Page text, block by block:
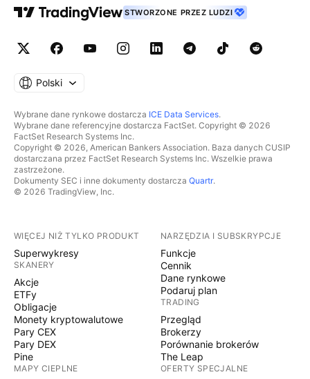
STWORZONE PRZEZ LUDZI
Polski
Wybrane dane rynkowe dostarcza ICE Data Services.
Wybrane dane referencyjne dostarcza FactSet. Copyright © 2026
FactSet Research Systems Inc.
Copyright © 2026, American Bankers Association. Baza danych CUSIP
dostarczana przez FactSet Research Systems Inc. Wszelkie prawa
zastrzeżone.
Dokumenty SEC i inne dokumenty dostarcza Quartr.
© 2026 TradingView, Inc.
WIĘCEJ NIŻ TYLKO PRODUKT
Superwykresy
SKANERY
Akcje
ETFy
Obligacje
Monety kryptowalutowe
Pary CEX
Pary DEX
Pine
MAPY CIEPLNE
NARZĘDZIA I SUBSKRYPCJE
Funkcje
Cennik
Dane rynkowe
Podaruj plan
TRADING
Przegląd
Brokerzy
Porównanie brokerów
The Leap
OFERTY SPECJALNE